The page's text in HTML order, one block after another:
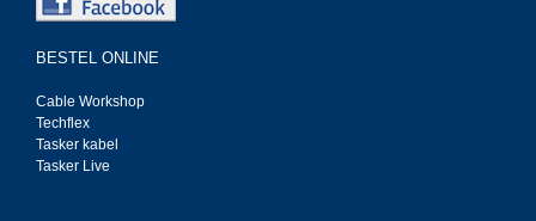
BESTEL ONLINE
Cable Workshop
Techflex
Tasker kabel
Tasker Live